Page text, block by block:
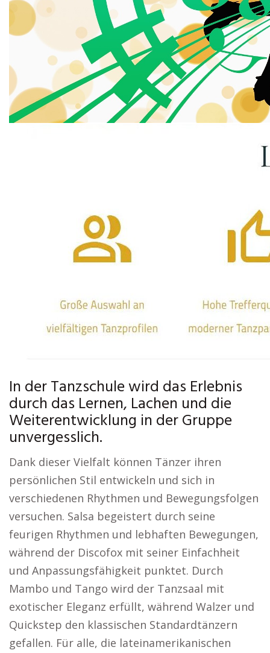
In der Tanzschule wird das Erlebnis
durch das Lernen, Lachen und die
Weiterentwicklung in der Gruppe
unvergesslich.
Dank dieser Vielfalt können Tänzer ihren
persönlichen Stil entwickeln und sich in
verschiedenen Rhythmen und Bewegungsfolgen
versuchen. Salsa begeistert durch seine
feurigen Rhythmen und lebhaften Bewegungen,
während der Discofox mit seiner Einfachheit
und Anpassungsfähigkeit punktet. Durch
Mambo und Tango wird der Tanzsaal mit
exotischer Eleganz erfüllt, während Walzer und
Quickstep den klassischen Standardtänzern
gefallen. Für alle, die lateinamerikanischen